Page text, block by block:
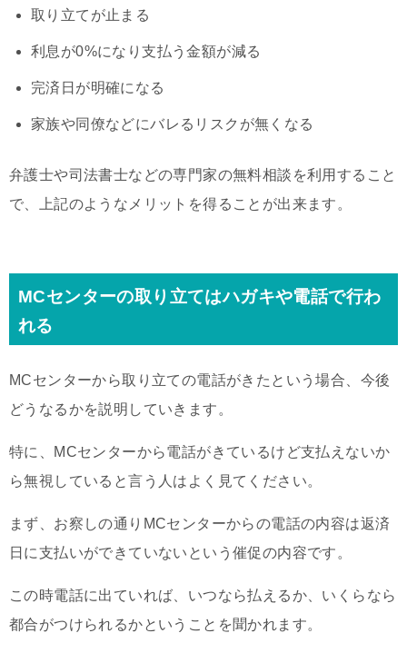
取り立てが止まる
利息が0%になり支払う金額が減る
完済日が明確になる
家族や同僚などにバレるリスクが無くなる
弁護士や司法書士などの専門家の無料相談を利用すること
で、上記のようなメリットを得ることが出来ます。
MCセンターの取り立てはハガキや電話で行わ
れる
MCセンターから取り立ての電話がきたという場合、今後
どうなるかを説明していきます。
特に、MCセンターから電話がきているけど支払えないか
ら無視していると言う人はよく見てください。
まず、お察しの通りMCセンターからの電話の内容は返済
日に支払いができていないという催促の内容です。
この時電話に出ていれば、いつなら払えるか、いくらなら
都合がつけられるかということを聞かれます。